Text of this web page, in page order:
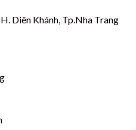
Diên Khánh, Tp.Nha Trang